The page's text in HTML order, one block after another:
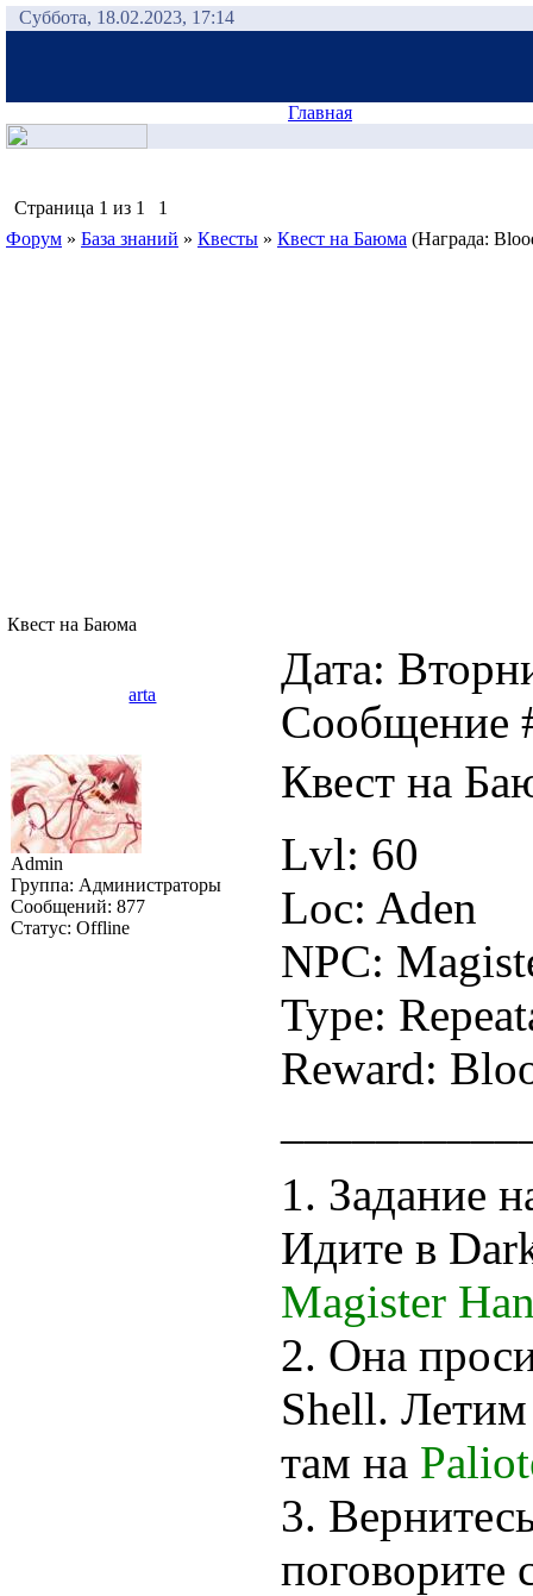
Суббота, 18.02.2023, 17:14
Главная
Страница 1 из 1
1
Форум » База знаний » Квесты » Квест на Баюма (Награда:
Квест на Баюма
arta
Дата:
Сообщение
Admin
Группа: Администраторы
Сообщений: 877
Статус: Offline
Квест на
Lvl: 60
Loc: Aden
NPC:
Type:
Reward:
1. Задание
Идите в
Magister
2. Она
Shell. Летим
там на
3.
поговорите